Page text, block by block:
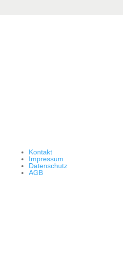
Kontakt
Impressum
Datenschutz
AGB